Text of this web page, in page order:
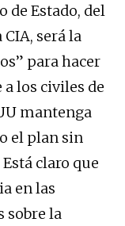
de Estado, del
será la
para hacer
los civiles de
mantenga
el plan sin
claro que
en las
sobre la